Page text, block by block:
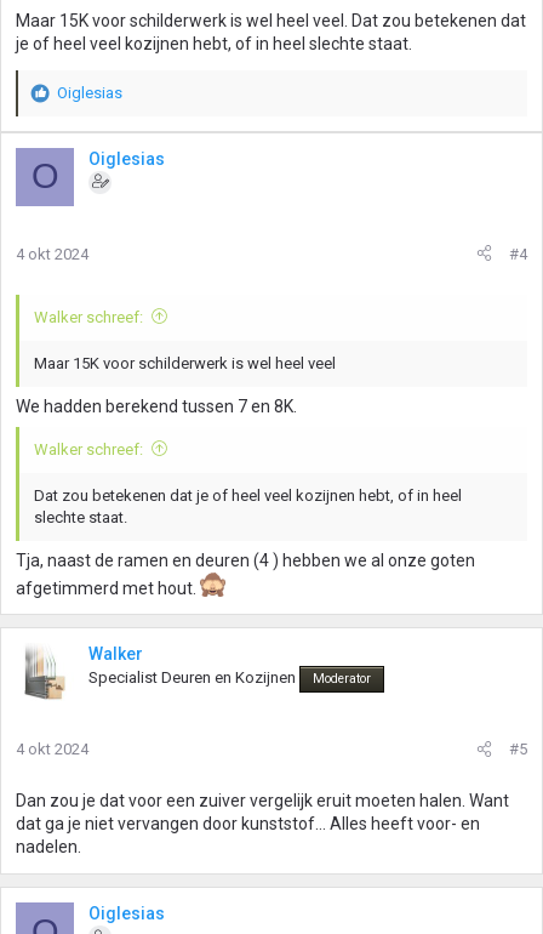
Maar 15K voor schilderwerk is wel heel veel. Dat zou betekenen dat
je of heel veel kozijnen hebt, of in heel slechte staat.
W
a
d
e
i
e
Oiglesias
O Oiglesias
4 okt 2024 #4
Walker schreef:
Maar 15K voor schilderwerk is wel heel veel
We hadden berekend tussen 7 en 8K.
Walker schreef:
Dat zou betekenen dat je of heel veel kozijnen hebt, of in heel
slechte staat.
Tja, naast de ramen en deuren (4 ) hebben we al onze goten
afgetimmerd met hout.
Walker
Specialist Deuren en Kozijnen Moderator
4 okt 2024 #5
Dan zou je dat voor een zuiver vergelijk eruit moeten halen. Want
dat ga je niet vervangen door kunststof... Alles heeft voor- en
nadelen.
Oiglesias